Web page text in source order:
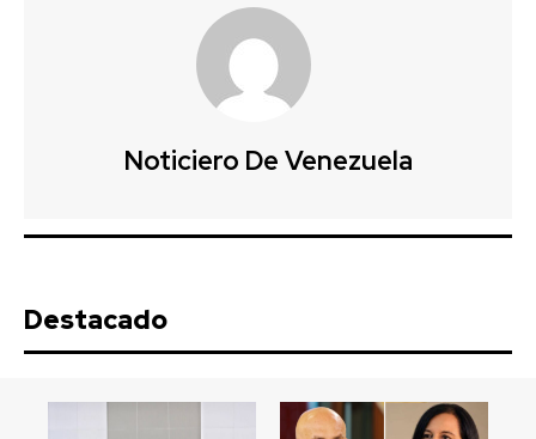
Noticiero De Venezuela
Destacado